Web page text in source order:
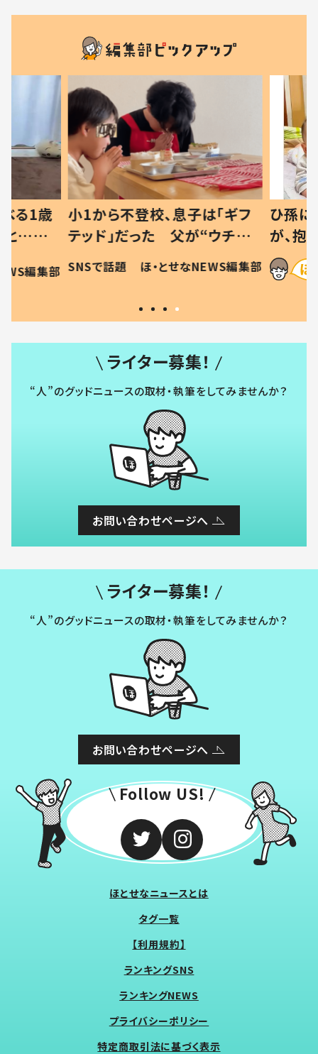
る1歳
…母
現行
編集部
小1から不登校、息子は「ギフ
テッド」だった 父が“ウチ給
食”を作り続ける理由とは #令
和の親 #令和の子
SNSで話題 ほ・とせなNEWS編集部
ひ孫に
が、抱
に「涙
方ない」
ライター募集！
“人”のグッドニュースの取材・執筆をしてみませんか？
お問い合わせページへ
ライター募集！
“人”のグッドニュースの取材・執筆をしてみませんか？
お問い合わせページへ
Follow US!
ほとせなニュースとは
タグ一覧
【利用規約】
ランキングSNS
ランキングNEWS
プライバシーポリシー
特定商取引法に基づく表示